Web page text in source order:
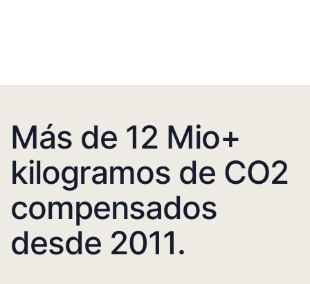
Más de 12 Mio+
kilogramos de CO2
compensados
desde 2011.